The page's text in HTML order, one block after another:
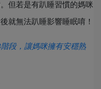
但若是有趴睡習慣的媽咪
就無法趴睡影響睡眠唷！
段，讓媽咪擁有安穩熟